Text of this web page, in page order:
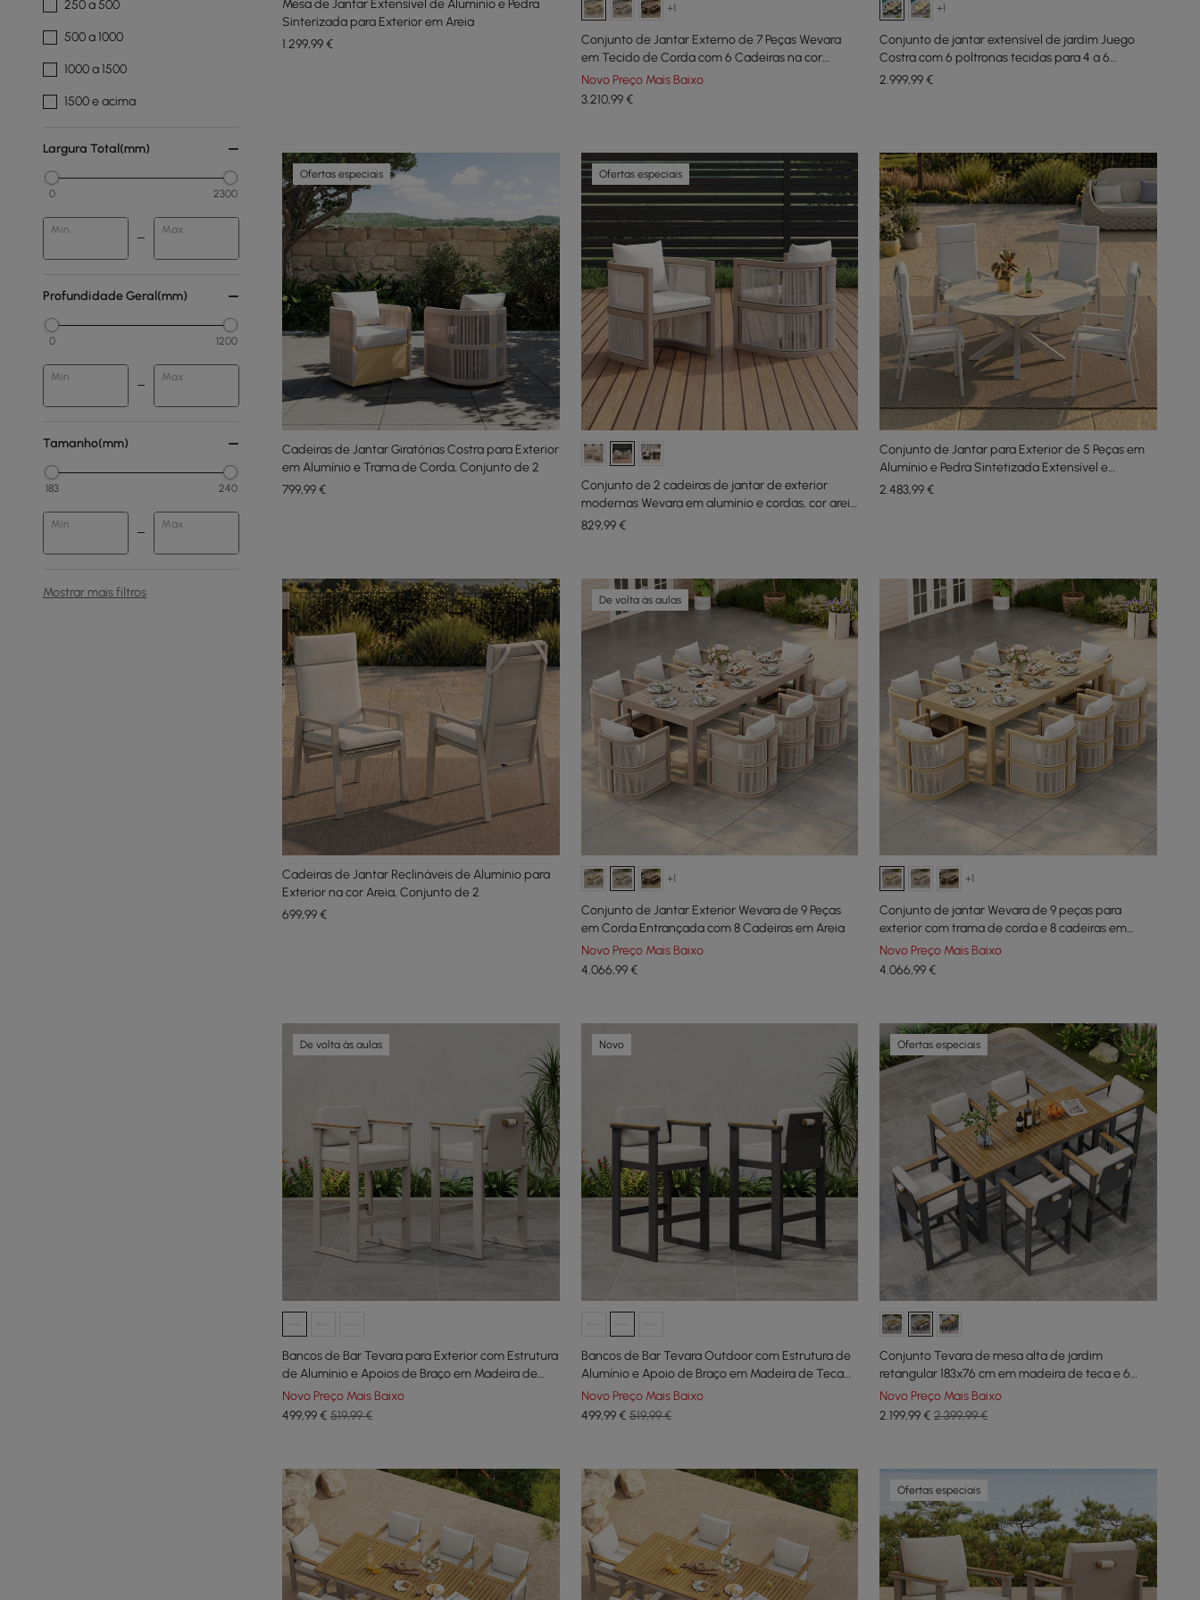
250 a 500
500 a 1000
1000 a 1500
1500 e acima
Largura Total(mm)
0 2300
Min Max
Profundidade Geral(mm)
0 1200
Min Max
Tamanho(mm)
183 240
Min Max
Mostrar mais filtros
Mesa de Jantar Extensível de Alumínio e Pedra
Sinterizada para Exterior em Areia
1.299,99€
+1
Conjunto de Jantar Externo de 7 Peças Wevara
em Tecido de Corda com 6 Cadeiras na cor
Natural
Novo Preço Mais Baixo
3.210,99€
+1
Conjunto de jantar extensível de jardim Juego
Costra com 6 poltronas tecidas para 4 a 6
pessoas
2.999,99€
Ofertas especiais
Cadeiras de Jantar Giratórias Costra para Exterior
em Alumínio e Trama de Corda, Conjunto de 2
799,99€
Ofertas especiais
Conjunto de 2 cadeiras de jantar de exterior
modernas Wevara em alumínio e cordas, cor areia
e aveia
829,99€
Conjunto de Jantar para Exterior de 5 Peças em
Alumínio e Pedra Sintetizada Extensível e
Reclinável na cor Areia
2.483,99€
Cadeiras de Jantar Reclináveis de Alumínio para
Exterior na cor Areia, Conjunto de 2
699,99€
De volta às aulas
+1
Conjunto de Jantar Exterior Wevara de 9 Peças
em Corda Entrançada com 8 Cadeiras em Areia
Novo Preço Mais Baixo
4.066,99€
+1
Conjunto de jantar Wevara de 9 peças para
exterior com trama de corda e 8 cadeiras em
Natural
Novo Preço Mais Baixo
4.066,99€
De volta às aulas
Bancos de Bar Tevara para Exterior com Estrutura
de Alumínio e Apoios de Braço em Madeira de
Teca na cor Areia, Conjunto de 2
Novo Preço Mais Baixo
499,99€ 519,99 €
Novo
Bancos de Bar Tevara Outdoor com Estrutura de
Alumínio e Apoio de Braço em Madeira de Teca
em Branco Quente, Conjunto de 2
Novo Preço Mais Baixo
499,99€ 519,99 €
Ofertas especiais
Conjunto Tevara de mesa alta de jardim
retangular 183x76 cm em madeira de teca e 6
bancos altos cinzento escuro e branco quente
Novo Preço Mais Baixo
2.199,99€ 2.399,99 €
Ofertas especiais